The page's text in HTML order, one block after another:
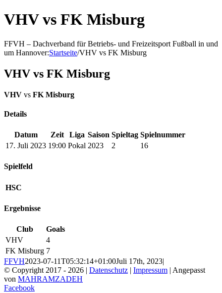
VHV vs FK Misburg
FFVH – Dachverband für Betriebs- und Freizeitsport Fußball in und
um Hannover:Startseite/VHV vs FK Misburg
VHV vs FK Misburg
VHV vs FK Misburg
Details
Datum Zeit Liga Saison Spieltag Spielnummer
17. Juli 2023 19:00 Pokal 2023 2 16
Spielfeld
HSC
Ergebnisse
Club
Goals
VHV
4
FK Misburg 7
FFVH2023-07-11T05:32:14+01:00Juli 17th, 2023|
© Copyright 2017 - 2026 | Datenschutz | Impressum | Angepasst
von MAHRAMZADEH
Facebook